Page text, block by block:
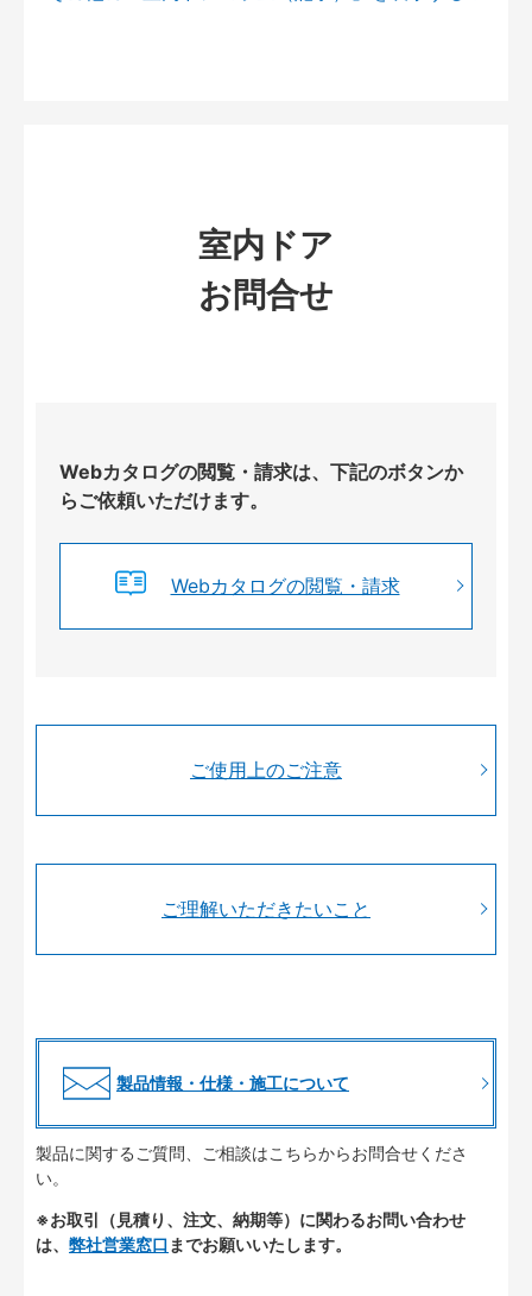
室内ドア
お問合せ
Webカタログの閲覧・請求は、下記のボタンか
らご依頼いただけます。
Webカタログの閲覧・請求
ご使用上のご注意
ご理解いただきたいこと
製品情報・仕様・施工について
製品に関するご質問、ご相談はこちらからお問合せくださ
い。
※お取引（見積り、注文、納期等）に関わるお問い合わせ
は、 弊社営業窓口 までお願いいたします。